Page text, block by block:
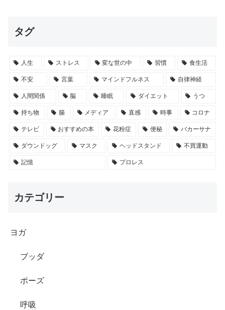
タグ
人生 ストレス 変な世の中 習慣 食生活
不安 言葉 マインドフルネス 自律神経
人間関係 脳 睡眠 ダイエット うつ
持ち物 腸 メディア 直感 時事 コロナ
テレビ おすすめの本 花粉症 便秘 バカーサナ
ダウンドッグ マスク ヘッドスタンド 不買運動
記憶 プロレス
カテゴリー
ヨガ
ブッダ
ポーズ
呼吸